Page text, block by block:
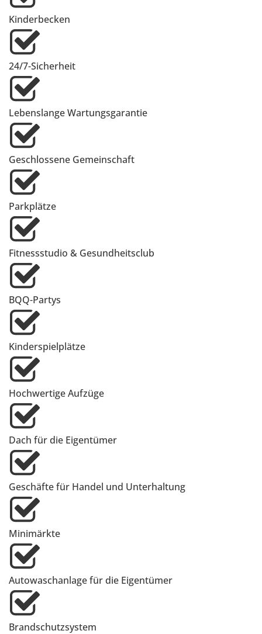
Kinderbecken
24/7-Sicherheit
Lebenslange Wartungsgarantie
Geschlossene Gemeinschaft
Parkplätze
Fitnessstudio & Gesundheitsclub
BQQ-Partys
Kinderspielplätze
Hochwertige Aufzüge
Dach für die Eigentümer
Geschäfte für Handel und Unterhaltung
Minimärkte
Autowaschanlage für die Eigentümer
Brandschutzsystem